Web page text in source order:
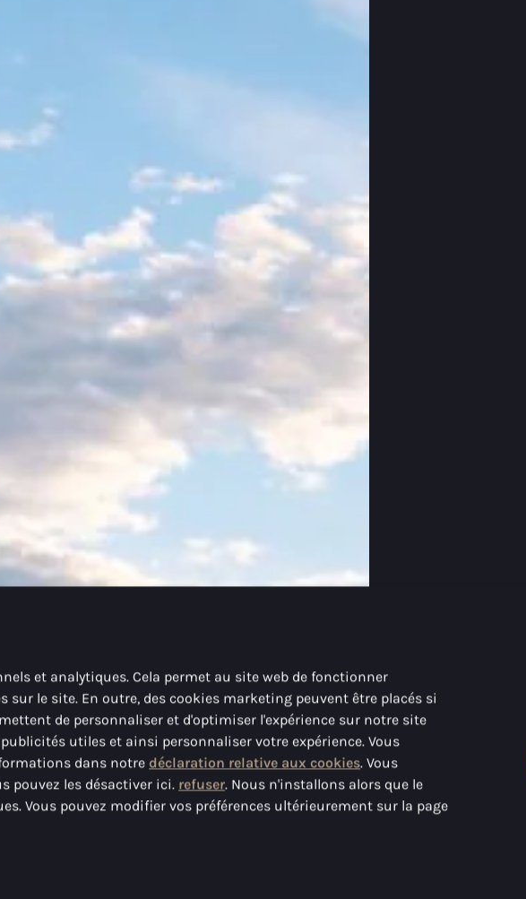
et analytiques. Cela permet au site web de fonctionner
le site. En outre, des cookies marketing peuvent être placés si
de personnaliser et d'optimiser l'expérience sur notre site
utiles et ainsi personnaliser votre expérience. Vous
dans notre déclaration relative aux cookies. Vous
pouvez les désactiver ici. refuser. Nous n'installons alors que le
Vous pouvez modifier vos préférences ultérieurement sur la page